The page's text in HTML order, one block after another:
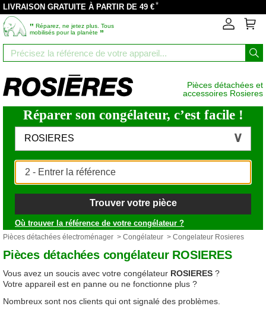
LIVRAISON GRATUITE À PARTIR DE 49 €*
‟ Réparez, ne jetez plus. Tous
mobilisés pour la planète ”
Pièces détachées et
accessoires Rosieres
Réparer son congélateur, c’est facile !
ROSIERES
Trouver votre pièce
Où trouver la référence de votre congélateur ?
Pièces détachées électroménager > Congélateur > Congelateur Rosieres
Pièces détachées congélateur ROSIERES
Vous avez un soucis avec votre congélateur ROSIERES ?
Votre appareil est en panne ou ne fonctionne plus ?
Nombreux sont nos clients qui ont signalé des problèmes.